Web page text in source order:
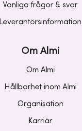
Vanliga frågor & svar
Leverantörsinformation
Om Almi
Om Almi
Hållbarhet inom Almi
Organisation
Karriär